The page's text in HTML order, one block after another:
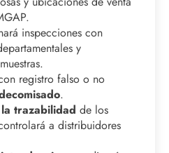
inspecciones con
y
registro falso o no
.
trazabilidad de los
a distribuidores